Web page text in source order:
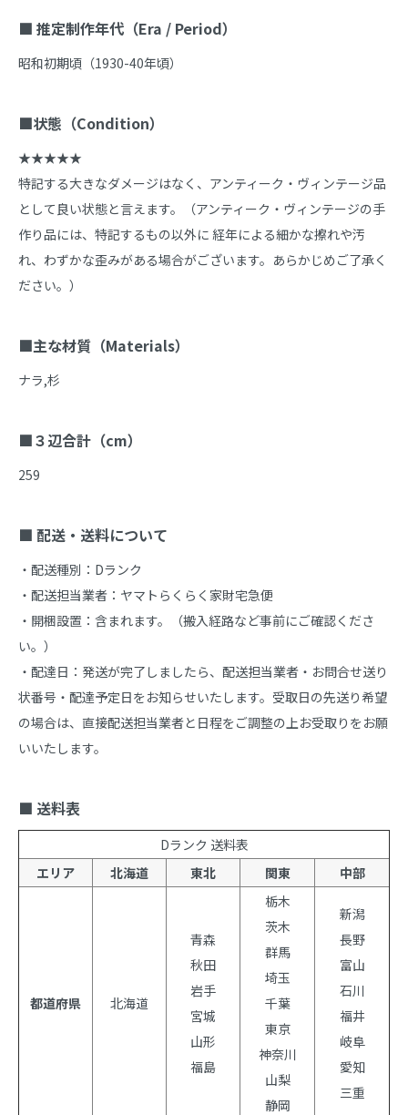
■ 推定制作年代（Era / Period）
昭和初期頃（1930-40年頃）
■状態（Condition）
★★★★★
特記する大きなダメージはなく、アンティーク・ヴィンテージ品
として良い状態と言えます。（アンティーク・ヴィンテージの手
作り品には、特記するもの以外に 経年による細かな擦れや汚
れ、わずかな歪みがある場合がございます。あらかじめご了承く
ださい。）
■主な材質（Materials）
ナラ,杉
■３辺合計（cm）
259
■ 配送・送料について
・配送種別：Dランク
・配送担当業者：ヤマトらくらく家財宅急便
・開梱設置：含まれます。（搬入経路など事前にご確認くださ
い。）
・配達日：発送が完了しましたら、配送担当業者・お問合せ送り
状番号・配達予定日をお知らせいたします。受取日の先送り希望
の場合は、直接配送担当業者と日程をご調整の上お受取りをお願
いいたします。
■ 送料表
Dランク 送料表
エリア
北海道 東北 関東 中部
都道府県 北海道
青森
秋田
岩手
宮城
山形
福島
栃木
茨木
群馬
埼玉
千葉
東京
神奈川
山梨
静岡
新潟
長野
富山
石川
福井
岐阜
愛知
三重